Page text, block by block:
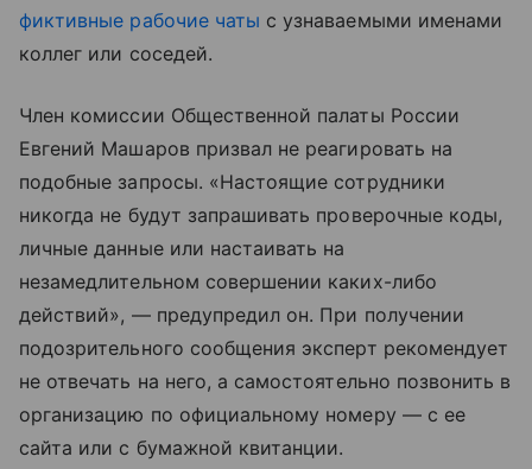
фиктивные рабочие чаты с узнаваемыми именами
коллег или соседей.
Член комиссии Общественной палаты России
Евгений Машаров призвал не реагировать на
подобные запросы. «Настоящие сотрудники
никогда не будут запрашивать проверочные коды,
личные данные или настаивать на
незамедлительном совершении каких-либо
действий», — предупредил он. При получении
подозрительного сообщения эксперт рекомендует
не отвечать на него, а самостоятельно позвонить в
организацию по официальному номеру — с ее
сайта или с бумажной квитанции.